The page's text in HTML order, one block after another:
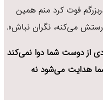
فوت کرد منم همین‌
می‌کنه، نگران نباش».
از دوست شما دوا نمی‌کند
هدایت می‌شود نه